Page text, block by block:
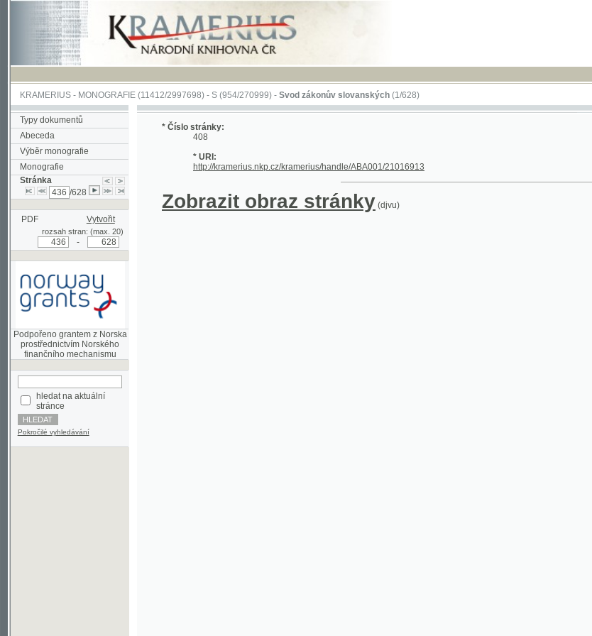
RSS -
KRAMERIUS-MONOGRAFIE(11412/2997698) -S (954/270999)-Svod zákonův slovanských(1/628)
Typy dokumentů
Abeceda
Výběr monografie
Monografie
Stránka
/628
PDF Vytvořit
rozsah stran: (max. 20)
Podpořeno grantem z Norska
prostřednictvím Norského
hledat na aktuální
stránce
Pokročilé vyhledávání
* Číslo stránky:
408
* URI:
http://kramerius.nkp.cz/kramerius/handle/ABA001/21016913
Zobrazit obraz stránky